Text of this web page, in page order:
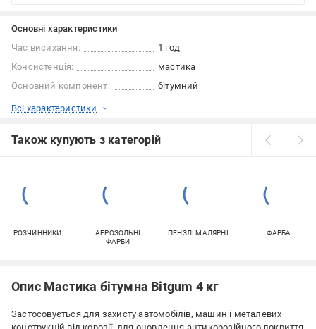
Основні характеристики
Час висихання:
1 год
Консистенція:
мастика
Основний компонент:
бітумний
Всі характеристики
Також купують з категорій
РОЗЧИННИКИ
АЕРОЗОЛЬНІ
ФАРБИ
ПЕНЗЛІ МАЛЯРНІ ФАРБА
Опис Мастика бітумна Bitgum 4 кг
Застосовується для захисту автомобілів, машин і металевих